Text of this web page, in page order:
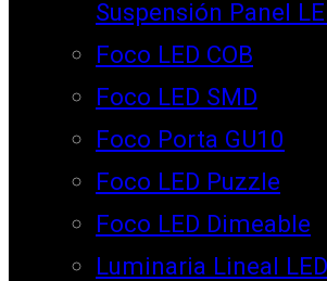
Suspensión Panel
Foco LED COB
Foco LED SMD
Foco Porta GU10
Foco LED Puzzle
Foco LED Dimeable
Luminaria Lineal LED